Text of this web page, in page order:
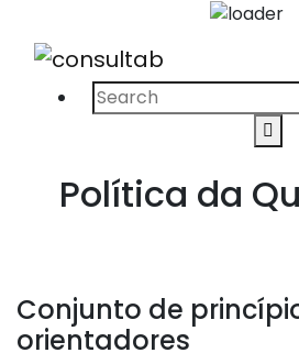
Procurar
Política da
Conjunto de
orientadores